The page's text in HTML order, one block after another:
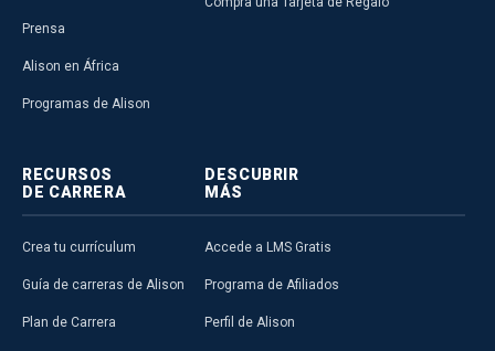
Prensa
Alison en África
Programas de Alison
RECURSOS
DE CARRERA
Crea tu currículum
Guía de carreras de Alison
Plan de Carrera
DESCUBRIR
MÁS
Accede a LMS Gratis
Programa de Afiliados
Perfil de Alison